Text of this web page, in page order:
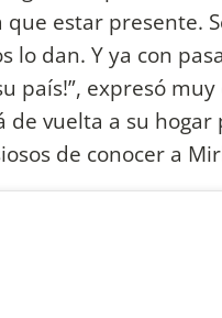
estar presente.
dan. Y ya con
país!‬”, expresó
vuelta a su hogar
de conocer a